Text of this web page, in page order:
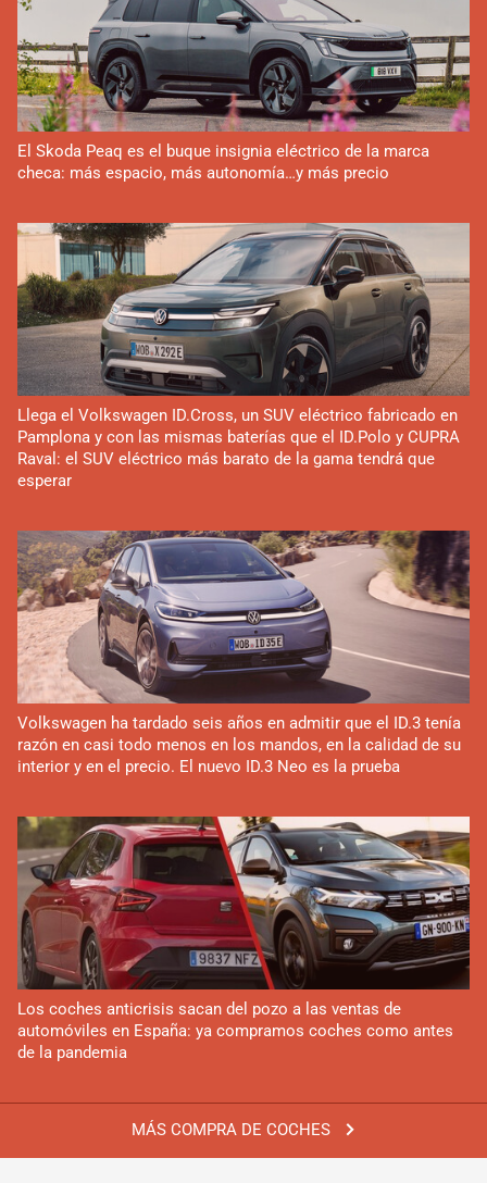
MÁS COMPRA DE COCHES
El Skoda Peaq es el buque insignia eléctrico de la marca
checa: más espacio, más autonomía…y más precio
Llega el Volkswagen ID.Cross, un SUV eléctrico fabricado en
Pamplona y con las mismas baterías que el ID.Polo y CUPRA
Raval: el SUV eléctrico más barato de la gama tendrá que
esperar
Volkswagen ha tardado seis años en admitir que el ID.3 tenía
razón en casi todo menos en los mandos, en la calidad de su
interior y en el precio. El nuevo ID.3 Neo es la prueba
Los coches anticrisis sacan del pozo a las ventas de
automóviles en España: ya compramos coches como antes
de la pandemia